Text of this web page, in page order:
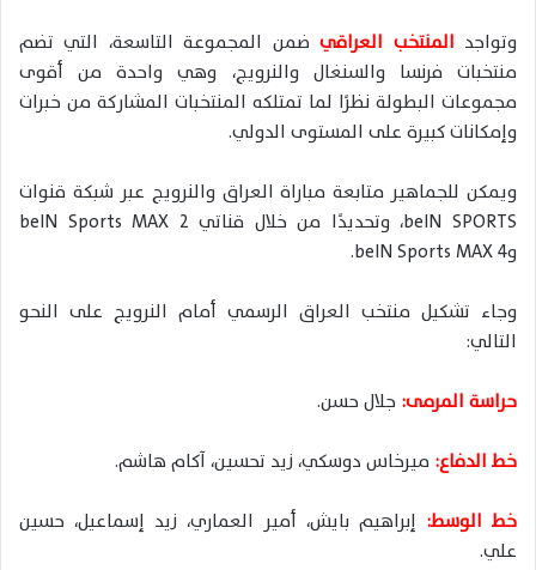
وتواجد المنتخب العراقيضمن المجموعة التاسعة، التي تضم
منتخبات فرنسا والسنغال والنرويج، وهي واحدة من أقوى
مجموعات البطولة نظرًا لما تمتلكه المنتخبات المشاركة من خبرات
وإمكانات كبيرة على المستوى الدولي.
ويمكن للجماهير متابعة مباراة العراق والنرويج عبر شبكة قنوات
beIN SPORTS، وتحديدًا من خلال قناتي beIN Sports MAX 2
وbeIN Sports MAX 4.
وجاء تشكيل منتخب العراق الرسمي أمام النرويج على النحو
التالي:
حراسة المرمى: جلال حسن.
خط الدفاع: ميرخاس دوسكي، زيد تحسين، آكام هاشم.
خط الوسط: إبراهيم بايش، أمير العماري، زيد إسماعيل، حسين
علي.